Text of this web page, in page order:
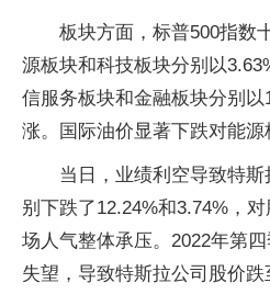
板块方面，标普500指数
源板块和科技板块分别以
信服务板块和金融板块分别以
涨。国际油价显著下跌对能源
当日，业绩利空导致特
别下跌了12.24%和3.74%，
场人气整体承压。2022年第
失望，导致特斯拉公司股价